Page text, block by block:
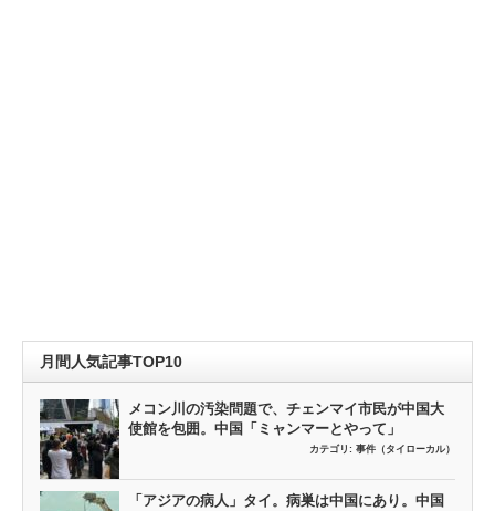
月間人気記事TOP10
メコン川の汚染問題で、チェンマイ市民が中国大
使館を包囲。中国「ミャンマーとやって」
カテゴリ: 事件（タイローカル）
「アジアの病人」タイ。病巣は中国にあり。中国